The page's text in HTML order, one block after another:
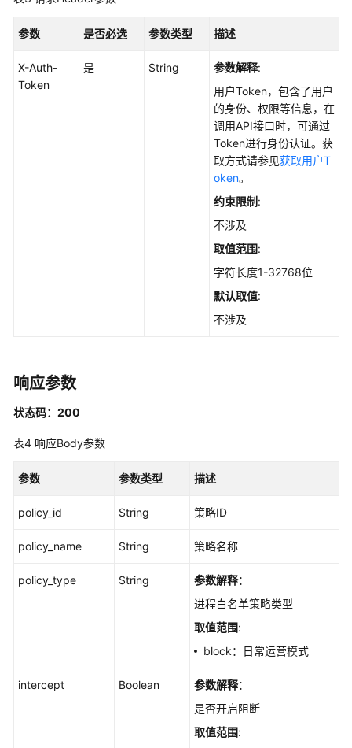
页
篡
改
管
毒
防
参数 是否必选 参数类型 描述
X-Auth-
Token
是 String 参数解释:
用户Token，包含了用户
的身份、权限等信息，在
调用API接口时，可通过
Token进行身份认证。获
取方式请参见获取用户T
oken。
约束限制 :
不涉及
取值范围:
字符长度1-32768位
默认取值:
不涉及
响应参数
状态码：200
表4 响应Body参数
参数 参数类型 描述
policy_id String 策略ID
policy_name String 策略名称
policy_type String 参数解释：
进程白名单策略类型
取值范围:
block：日常运营模式
intercept Boolean 参数解释：
是否开启阻断
取值范围: